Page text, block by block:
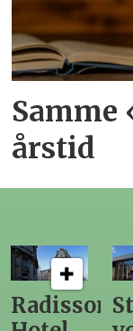
Samme
årstid
Stiklestad